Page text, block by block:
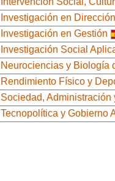
Investigación en
Investigación en Gestión
Investigación Social
Neurociencias y Biología
Rendimiento Físico y
Sociedad, Administración
Tecnopolítica y Gobierno